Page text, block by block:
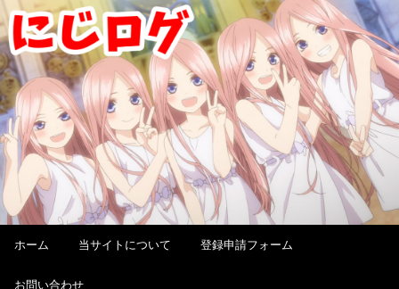
ホーム 当サイトについて 登録申請フォーム
お問い合わせ